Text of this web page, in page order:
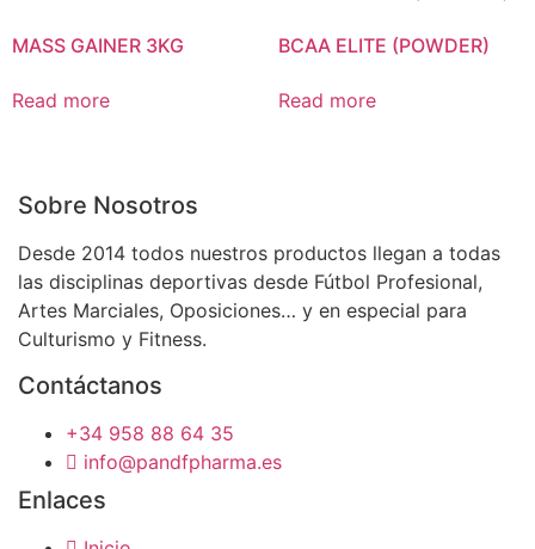
MASS GAINER 3KG
Read more
BCAA ELITE (POWDER)
Read more
Sobre Nosotros
Desde 2014 todos nuestros productos llegan a todas
las disciplinas deportivas desde Fútbol Profesional,
Artes Marciales, Oposiciones… y en especial para
Culturismo y Fitness.
Contáctanos
+34 958 88 64 35
info@pandfpharma.es
Enlaces